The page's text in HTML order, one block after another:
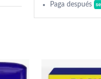
Paga después